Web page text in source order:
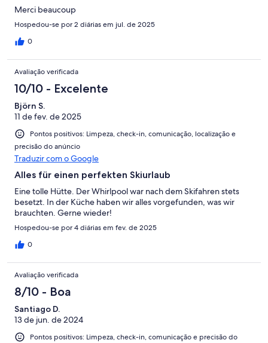
Merci beaucoup
Hospedou-se por 2 diárias em jul. de 2025
0
Avaliação verificada
10/10 - Excelente
Björn S.
11 de fev. de 2025
Pontos positivos: Limpeza, check-in, comunicação, localização e
precisão do anúncio
Traduzir com o Google
Alles für einen perfekten Skiurlaub
Eine tolle Hütte. Der Whirlpool war nach dem Skifahren stets
besetzt. In der Küche haben wir alles vorgefunden, was wir
brauchten. Gerne wieder!
Hospedou-se por 4 diárias em fev. de 2025
0
Avaliação verificada
8/10 - Boa
Santiago D.
13 de jun. de 2024
Pontos positivos: Limpeza, check-in, comunicação e precisão do